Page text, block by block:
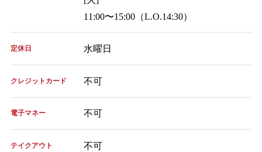
11:00〜15:00（L.O.14:30）
定休日 水曜日
クレジットカード 不可
電子マネー 不可
テイクアウト 不可